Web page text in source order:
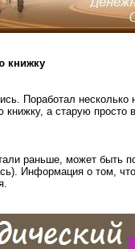
книжку
Поработал
а старую просто
раньше, может быть
Информация о том,